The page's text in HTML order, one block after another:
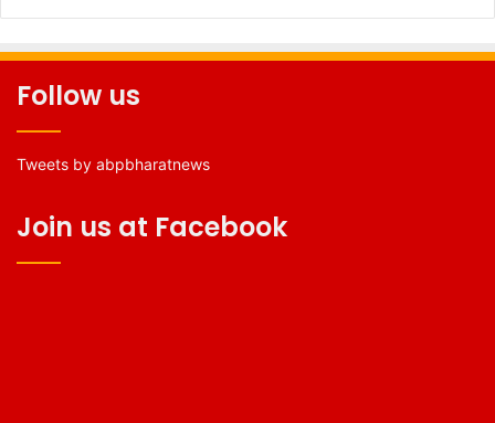
Follow us
Tweets by abpbharatnews
Join us at Facebook